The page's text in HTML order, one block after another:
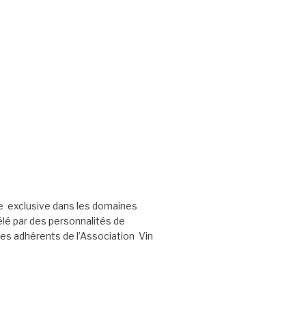
exclusive dans les domaines
par des personnalités de
adhérents de l’Association Vin